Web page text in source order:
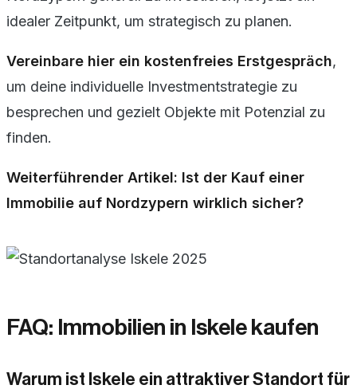
idealer Zeitpunkt, um strategisch zu planen.
Vereinbare hier ein kostenfreies Erstgespräch,
um deine individuelle Investmentstrategie zu
besprechen und gezielt Objekte mit Potenzial zu
finden.
Weiterführender Artikel: Ist der Kauf einer
Immobilie auf Nordzypern wirklich sicher?
FAQ: Immobilien in Iskele kaufen
Warum ist Iskele ein attraktiver Standort für